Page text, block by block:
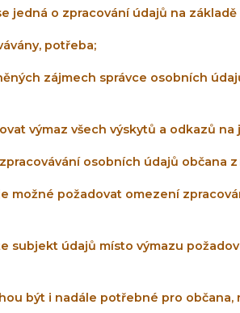
o zpracování údajů na
potřeba;
zájmech správce osobních
výmaz všech výskytů a odkazů
osobních údajů občana
možné požadovat omezení
údajů místo výmazu
být i nadále potřebné pro